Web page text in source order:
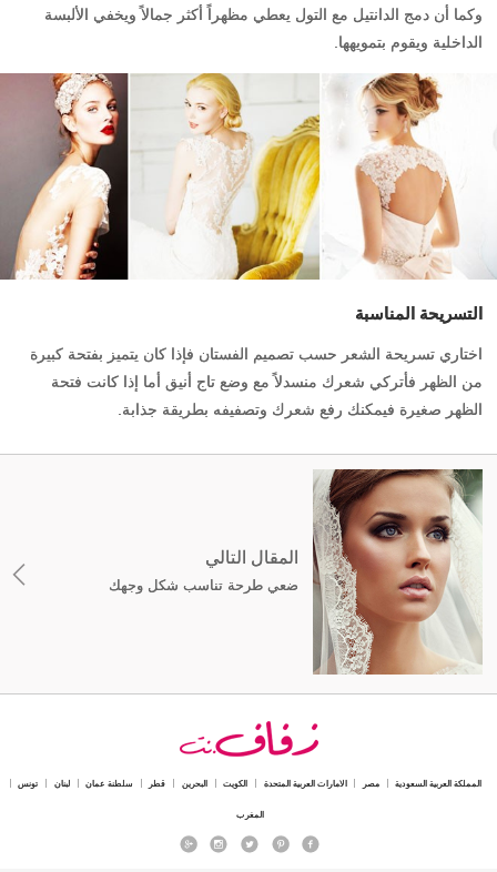
وكما أن دمج الدانتيل مع التول يعطي مظهراً أكثر جمالاً ويخفي الألبسة
الداخلية ويقوم بتمويهها.
التسريحة المناسبة
اختاري تسريحة الشعر حسب تصميم الفستان فإذا كان يتميز بفتحة كبيرة
من الظهر فأتركي شعرك منسدلاً مع وضع تاج أنيق أما إذا كانت فتحة
الظهر صغيرة فيمكنك رفع شعرك وتصفيفه بطريقة جذابة.
المقال التالي
ضعي طرحة تناسب شكل وجهك
المملكة العربية السعودية مصر الامارات العربية المتحدة الكويت البحرين قطر سلطنة عمان لبنان تونس
المغرب